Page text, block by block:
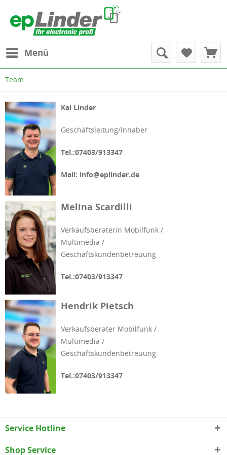
Menü
Team
Hendrik Pietsch
Verkaufsberater Mobilfunk /
Multimedia /
Geschäftskundenbetreuung
Tel.:07403/913347
Melina Scardilli
Verkaufsberaterin Mobilfunk /
Multimedia /
Geschäftskundenbetreuung
Tel.:07403/913347
Kai Linder
Geschäftsleitung/Inhaber
Tel.:07403/913347
Mail: info@eplinder.de
Service Hotline
Shop Service